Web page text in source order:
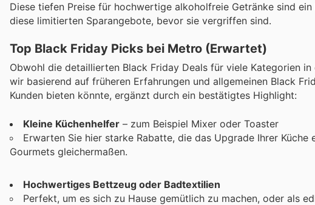
Diese tiefen Preise für hochwertige alkoholfreie Getränke sind
diese limitierten Sparangebote, bevor sie vergriffen sind.
Top Black Friday Picks bei Metro (Erwartet)
Obwohl die detaillierten Black Friday Deals für viele Kategorien
wir basierend auf früheren Erfahrungen und allgemeinen Black
Kunden bieten könnte, ergänzt durch ein bestätigtes Highlight:
Kleine Küchenhelfer – zum Beispiel Mixer oder Toaster
Erwarten Sie hier starke Rabatte, die das Upgrade Ihrer
Gourmets gleichermaßen.
Hochwertiges Bettzeug oder Badtextilien
Perfekt, um es sich zu Hause gemütlich zu machen, oder als